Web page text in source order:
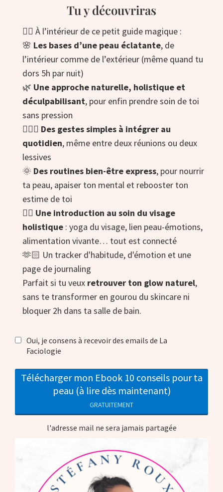
Tu y découvriras
🧖‍♀️ À l’intérieur de ce petit guide magique :
🌸 Les bases d’une peau éclatante, de
l’intérieur comme de l’extérieur (même quand tu
dors 5h par nuit)
🌿 Une approche naturelle, holistique et
déculpabilisant, pour enfin prendre soin de toi
sans pression
💁🏻‍♀️ Des gestes simples à intégrer au
quotidien, même entre deux réunions ou deux
lessives
🌞 Des routines bien-être express, pour nourrir
ta peau, apaiser ton mental et rebooster ton
estime de toi
🧘‍♀️ Une introduction au soin du visage
holistique : yoga du visage, lien peau-émotions,
alimentation vivante… tout est connecté
🫶🏻 Un tracker d'habitude, d'émotion et une
page de journaling
Parfait si tu veux retrouver ton glow naturel,
sans te transformer en gourou du skincare ni
bloquer 2h dans ta salle de bain.
Oui, je consens à recevoir des emails de La
Faciologie
Télécharger mon Ebook 10 conseils pour ta
peau (à lire dès maintenant)
GRATUITEMENT
l'adresse mail ne sera jamais partagée